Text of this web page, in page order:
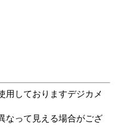
用しておりますデジカメ
なって見える場合がござ